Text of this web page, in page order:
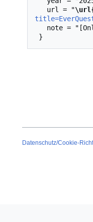
   url = "
Datenschutz/Cookie-